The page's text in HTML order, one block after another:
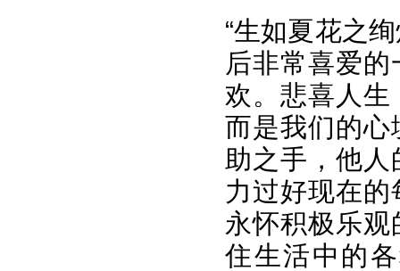
“生如夏花之
后非常喜爱
欢。悲喜人
而是我们的
助之手，他
力过好现在的
永怀积极乐
住生活中的